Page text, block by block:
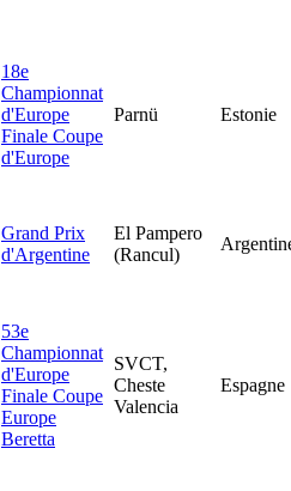
18e
Championnat
d'Europe
Finale Coupe
d'Europe
Parnü Estonie
Grand Prix
d'Argentine
El Pampero
(Rancul)
53e
Championnat
d'Europe
Finale Coupe
Europe
Beretta
SVCT,
Cheste
Valencia
Espagne